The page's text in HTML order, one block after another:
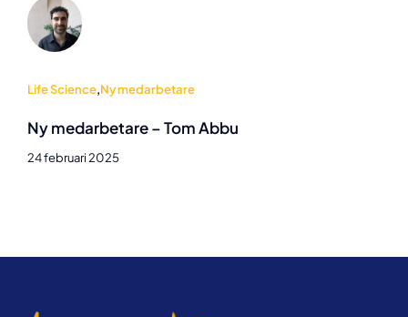
Life Science,Ny medarbetare
Ny medarbetare – Tom Abbu
24 februari 2025